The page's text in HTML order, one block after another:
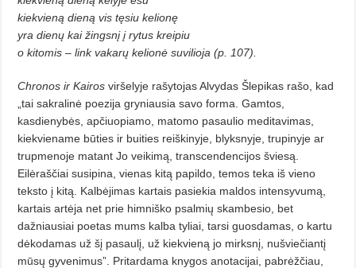
kiekvieną dieną vis tęsiu kelionę
yra dienų kai žingsnį į rytus kreipiu
o kitomis – link vakarų kelionė suvilioja (p. 107).
Chronos ir Kairos viršelyje rašytojas Alvydas Šlepikas rašo, kad
„tai sakralinė poezija gryniausia savo forma. Gamtos,
kasdienybės, apčiuopiamo, matomo pasaulio meditavimas,
kiekviename būties ir buities reiškinyje, blyksnyje, trupinyje ar
trupmenoje matant Jo veikimą, transcendencijos šviesą.
Eilėraščiai susipina, vienas kitą papildo, temos teka iš vieno
teksto į kitą. Kalbėjimas kartais pasiekia maldos intensyvumą,
kartais artėja net prie himniško psalmių skambesio, bet
dažniausiai poetas mums kalba tyliai, tarsi guosdamas, o kartu
dėkodamas už šį pasaulį, už kiekvieną jo mirksnį, nušviečiantį
mūsų gyvenimus”. Pritardama knygos anotacijai, pabrėžčiau,